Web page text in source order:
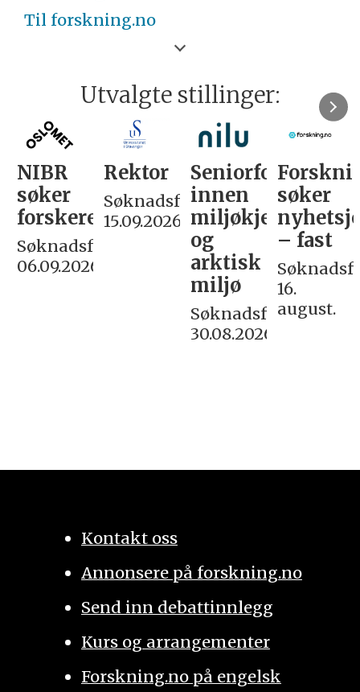
Til forskning.no
Utvalgte stillinger:
NIBR
søker
forskere
Søknadsfrist:
06.09.2026
Rektor
Søknadsfrist:
15.09.2026
Seniorforsker
innen
miljøkjemi
og
arktisk
miljø
Søknadsfrist:
30.08.2026
søker
– fast
16.
august.
Kontakt oss
Annonsere på forskning.no
Send inn debattinnlegg
Kurs og arrangementer
Forskning.no på engelsk